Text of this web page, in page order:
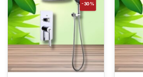
-30%